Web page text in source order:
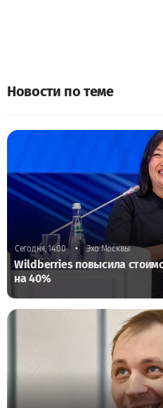
Новости по теме
Сегодня, 14:00 • Эхо Москвы
Wildberries повысила
на 40%